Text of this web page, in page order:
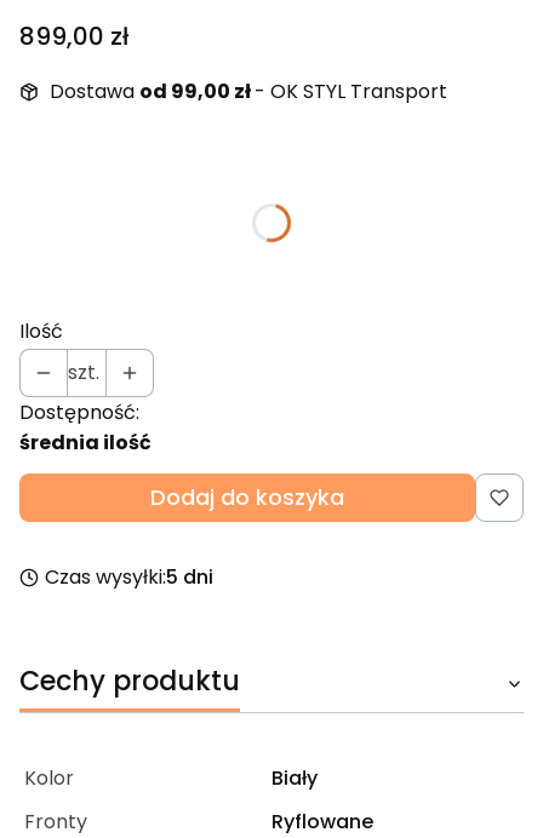
Cena
899,00 zł
Dostawa od 99,00 zł- OK STYL Transport
Poszczególne warianty mogą różnić się ceną
Ilość
szt.
Dostępność:
średnia ilość
Dodaj do koszyka
Czas wysyłki:5 dni
Cechy produktu
Kolor
Biały
Fronty
Ryflowane